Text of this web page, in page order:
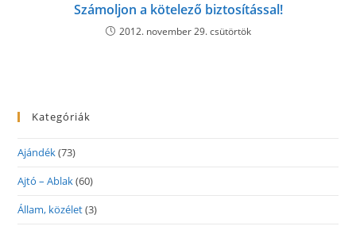
Számoljon a kötelező biztosítással!
2012. november 29. csütörtök
Kategóriák
Ajándék(73)
Ajtó – Ablak(60)
Állam, közélet(3)